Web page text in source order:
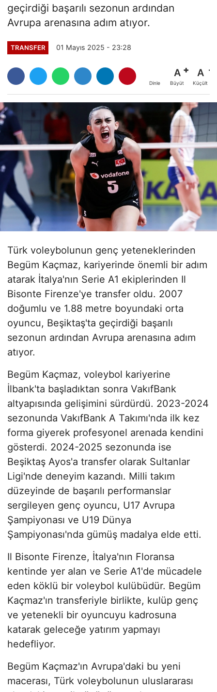
geçirdiği başarılı sezonun ardından
Avrupa arenasına adım atıyor.
TRANSFER 01 Mayıs 2025 - 23:28
Dinle
A
Büyüt
A
Küçült
Türk voleybolunun genç yeteneklerinden
Begüm Kaçmaz, kariyerinde önemli bir adım
atarak İtalya'nın Serie A1 ekiplerinden Il
Bisonte Firenze'ye transfer oldu. 2007
doğumlu ve 1.88 metre boyundaki orta
oyuncu, Beşiktaş'ta geçirdiği başarılı
sezonun ardından Avrupa arenasına adım
atıyor.​
Begüm Kaçmaz, voleybol kariyerine
İlbank'ta başladıktan sonra VakıfBank
altyapısında gelişimini sürdürdü. 2023-2024
sezonunda VakıfBank A Takımı'nda ilk kez
forma giyerek profesyonel arenada kendini
gösterdi. 2024-2025 sezonunda ise
Beşiktaş Ayos'a transfer olarak Sultanlar
Ligi'nde deneyim kazandı. Milli takım
düzeyinde de başarılı performanslar
sergileyen genç oyuncu, U17 Avrupa
Şampiyonası ve U19 Dünya
Şampiyonası'nda gümüş madalya elde etti.​
Il Bisonte Firenze, İtalya'nın Floransa
kentinde yer alan ve Serie A1'de mücadele
eden köklü bir voleybol kulübüdür. Begüm
Kaçmaz'ın transferiyle birlikte, kulüp genç
ve yetenekli bir oyuncuyu kadrosuna
katarak geleceğe yatırım yapmayı
hedefliyor.​
Begüm Kaçmaz'ın Avrupa'daki bu yeni
macerası, Türk voleybolunun uluslararası